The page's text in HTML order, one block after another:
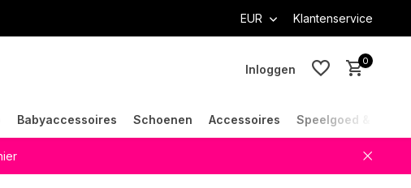
EUR Klantenservice
Inloggen
0
Babyaccessoires Schoenen Accessoires Speelgoed &